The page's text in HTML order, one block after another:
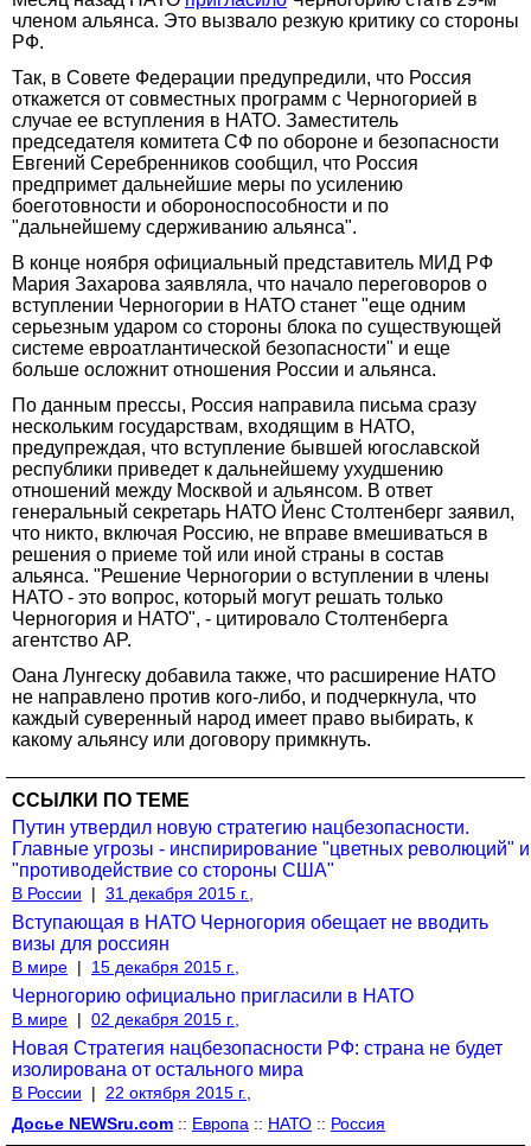
членом альянса. Это вызвало резкую критику со стороны
РФ.
Так, в Совете Федерации предупредили, что Россия
откажется от совместных программ с Черногорией в
случае ее вступления в НАТО. Заместитель
председателя комитета СФ по обороне и безопасности
Евгений Серебренников сообщил, что Россия
предпримет дальнейшие меры по усилению
боеготовности и обороноспособности и по
"дальнейшему сдерживанию альянса".
В конце ноября официальный представитель МИД РФ
Мария Захарова заявляла, что начало переговоров о
вступлении Черногории в НАТО станет "еще одним
серьезным ударом со стороны блока по существующей
системе евроатлантической безопасности" и еще
больше осложнит отношения России и альянса.
По данным прессы, Россия направила письма сразу
нескольким государствам, входящим в НАТО,
предупреждая, что вступление бывшей югославской
республики приведет к дальнейшему ухудшению
отношений между Москвой и альянсом. В ответ
генеральный секретарь НАТО Йенс Столтенберг заявил,
что никто, включая Россию, не вправе вмешиваться в
решения о приеме той или иной страны в состав
альянса. "Решение Черногории о вступлении в члены
НАТО - это вопрос, который могут решать только
Черногория и НАТО", - цитировало Столтенберга
агентство AP.
Оана Лунгеску добавила также, что расширение НАТО
не направлено против кого-либо, и подчеркнула, что
каждый суверенный народ имеет право выбирать, к
какому альянсу или договору примкнуть.
ССЫЛКИ ПО ТЕМЕ
Путин утвердил новую стратегию нацбезопасности.
Главные угрозы - инспирирование "цветных революций" и
"противодействие со стороны США"
В России | 31 декабря 2015 г.,
Вступающая в НАТО Черногория обещает не вводить
визы для россиян
В мире | 15 декабря 2015 г.,
Черногорию официально пригласили в НАТО
В мире | 02 декабря 2015 г.,
Новая Стратегия нацбезопасности РФ: страна не будет
изолирована от остального мира
В России |
22 октября 2015 г.,
Досье NEWSru.com :: Европа :: НАТО :: Россия